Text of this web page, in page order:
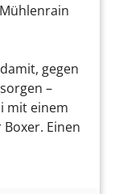
gegen
–
mit einem
Einen